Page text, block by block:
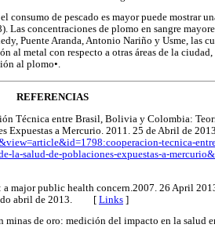
consumo de pescado es mayor puede mostrar
Las concentraciones de plomo en sangre
Puente Aranda, Antonio Nariño y Usme, las
al metal con respecto a otras áreas de la
al plomo•.
REFERENCIAS
Técnica entre Brasil, Bolivia y Colombia:
Expuestas a Mercurio. 2011. 25 de Abril de
tecnica-
la-salud-de-poblaciones-expuestas-a-
major public health concern.2007. 26 April
abril de 2013. [ Links ]
minas de oro: medición del impacto en la salud